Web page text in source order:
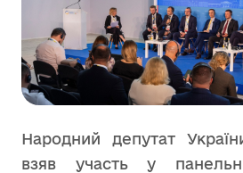
Народний депутат
взяв участь у